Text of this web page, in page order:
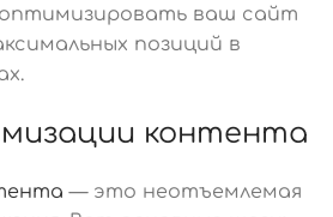
ваш сайт
позиций в
контента
— это неотъемлемая